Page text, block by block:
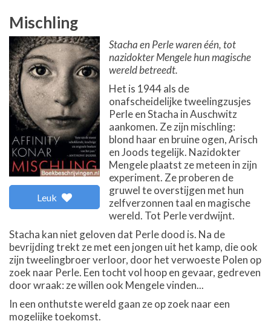
Mischling
Leuk
Stacha en Perle waren één, tot
nazidokter Mengele hun magische
wereld betreedt.
Het is 1944 als de
onafscheidelijke tweelingzusjes
Perle en Stacha in Auschwitz
aankomen. Ze zijn mischling:
blond haar en bruine ogen, Arisch
en Joods tegelijk. Nazidokter
Mengele plaatst ze meteen in zijn
experiment. Ze proberen de
gruwel te overstijgen met hun
zelfverzonnen taal en magische
wereld. Tot Perle verdwijnt.
Stacha kan niet geloven dat Perle dood is. Na de
bevrijding trekt ze met een jongen uit het kamp, die ook
zijn tweelingbroer verloor, door het verwoeste Polen op
zoek naar Perle. Een tocht vol hoop en gevaar, gedreven
door wraak: ze willen ook Mengele vinden...
In een onthutste wereld gaan ze op zoek naar een
mogelijke toekomst.